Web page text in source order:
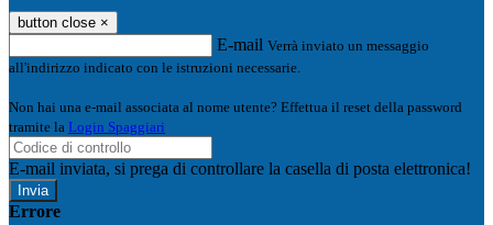
button close ×
E-mail Verrà inviato un messaggio
all'indirizzo indicato con le istruzioni necessarie.
Non hai una e-mail associata al nome utente? Effettua il reset della password
tramite la Login Spaggiari
E-mail inviata, si prega di controllare la casella di posta elettronica!
Errore